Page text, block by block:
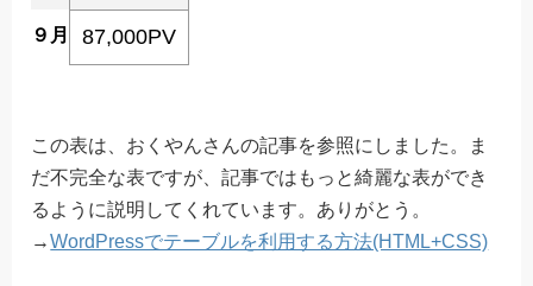
９月 87,000PV
この表は、おくやんさんの記事を参照にしました。ま
だ不完全な表ですが、記事ではもっと綺麗な表ができ
るように説明してくれています。ありがとう。
→WordPressでテーブルを利用する方法(HTML+CSS)